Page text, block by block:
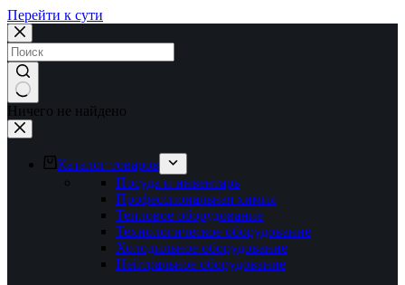
Перейти к сути
Ничего не найдено
Каталог товаров
Посуда и инвентарь
Профессиональная химия
Тепловое оборудование
Технологическое оборудование
Холодильное оборудование
Нейтральное оборудование